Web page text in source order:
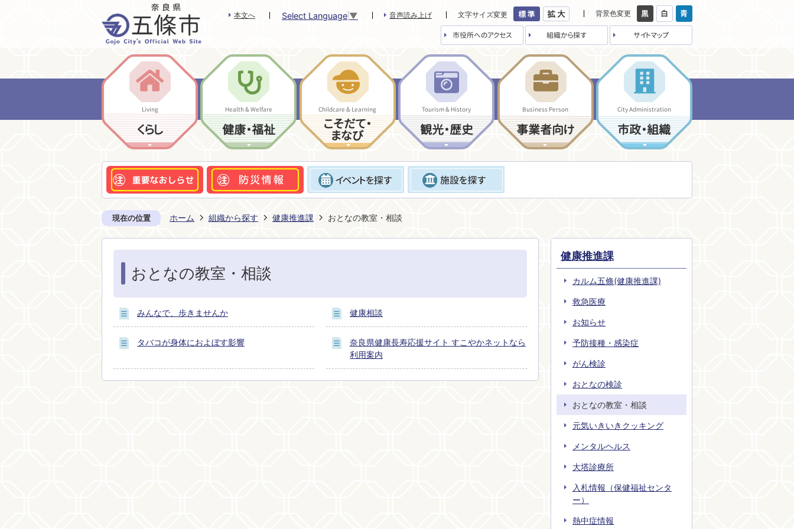
本文へ Select Language ▼ 音声読み上げ 文字サイズ変更 背景色変更
市役所へのアクセス 組織から探す サイトマップ
Living
くらし
Health & Welfare
健康・福祉
Childcare & Learning
こそだて・
まなび
Tourism & History
観光・歴史
Business Person
事業者向け
City Administration
市政・組織
現在の位置 ホーム 組織から探す 健康推進課 おとなの教室・相談
おとなの教室・相談
みんなで、歩きませんか 健康相談
タバコが身体におよぼす影響
奈良県健康長寿応援サイト すこやかネットなら
利用案内
健康推進課
カルム五條(健康推進課)
救急医療
お知らせ
予防接種・感染症
がん検診
おとなの検診
おとなの教室・相談
元気いきいきクッキング
メンタルヘルス
大塔診療所
入札情報（保健福祉センタ
ー）
熱中症情報